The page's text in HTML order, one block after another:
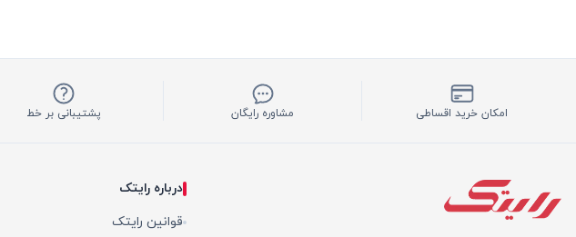
امکان خرید اقساطی مشاوره رایگان پشتیبانی بر خط
درباره رایتک
قوانین رایتک